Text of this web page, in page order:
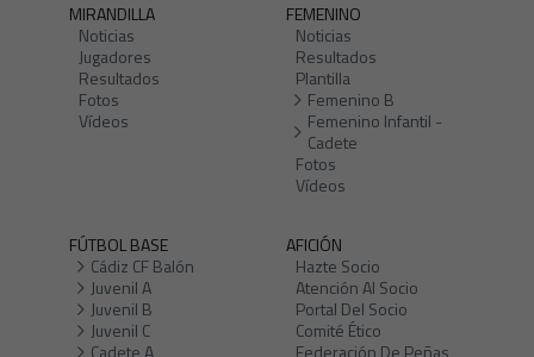
MIRANDILLA
Noticias
Jugadores
Resultados
Fotos
Vídeos
FEMENINO
Noticias
Resultados
Plantilla
Femenino B
Femenino Infantil -
Cadete
Fotos
Vídeos
FÚTBOL BASE
Cádiz CF Balón
Juvenil A
Juvenil B
Juvenil C
Cadete A
AFICIÓN
Hazte Socio
Atención Al Socio
Portal Del Socio
Comité Ético
Federación De Peñas